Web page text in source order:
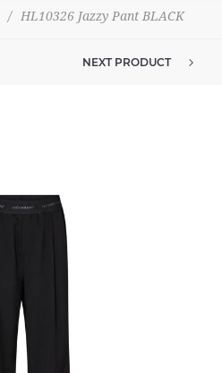
/ HL10326 Jazzy Pant BLACK
NEXT PRODUCT